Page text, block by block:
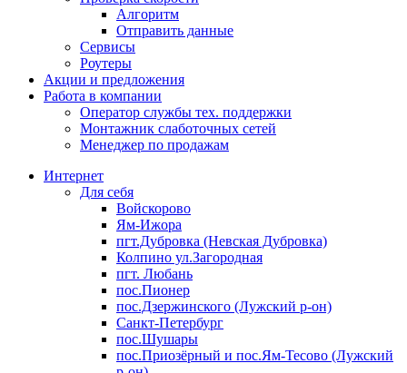
Алгоритм
Отправить данные
Сервисы
Роутеры
Акции и предложения
Работа в компании
Оператор службы тех. поддержки
Монтажник слаботочных сетей
Менеджер по продажам
Интернет
Для себя
Войскорово
Ям-Ижора
пгт.Дубровка (Невская Дубровка)
Колпино ул.Загородная
пгт. Любань
пос.Пионер
пос.Дзержинского (Лужский р-он)
Санкт-Петербург
пос.Шушары
пос.Приозёрный и пос.Ям-Тесово (Лужский